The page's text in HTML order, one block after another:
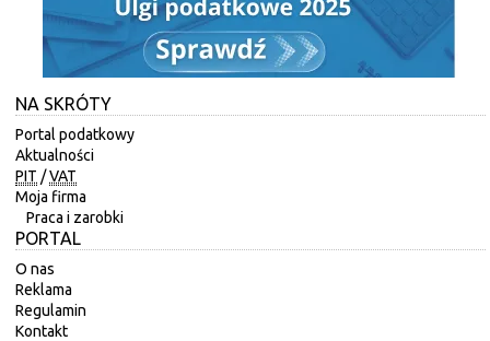
NA SKRÓTY
Portal podatkowy
Aktualności
PIT /VAT
Moja firma
Praca i zarobki
PORTAL
O nas
Reklama
Regulamin
Kontakt